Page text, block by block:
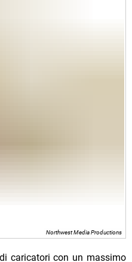
Northwest Media Productions
caricatori con un massimo